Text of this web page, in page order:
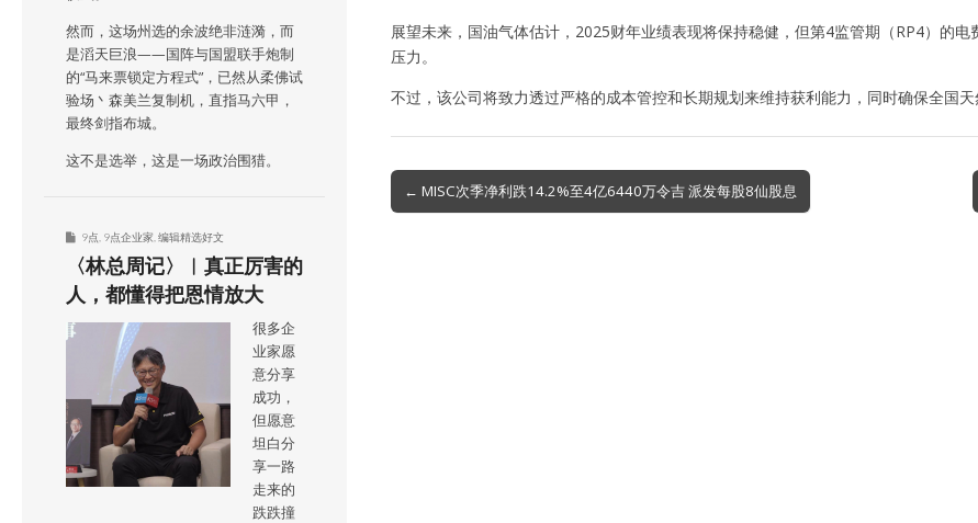
展望未来，国油气体估计，2025财年业绩表现将保持稳健，但第4监管期（RP4）的
压力。
不过，该公司将致力透过严格的成本管控和长期规划来维持获利能力，同时确保全国天
Post
navigation
← MISC次季净利跌14.2%至4亿6440万令吉 派发每股8仙股息
然而，这场州选的余波绝非涟漪，而
是滔天巨浪——国阵与国盟联手炮制
的“马来票锁定方程式”，已然从柔佛试
验场丶森美兰复制机，直指马六甲，
最终剑指布城。
这不是选举，这是一场政治围猎。
9点 9点企业家 编辑精选好文
〈林总周记〉︱真正厉害的
人，都懂得把恩情放大
很多企
业家愿
意分享
成功，
但愿意
坦白分
享一路
走来的
跌跌撞